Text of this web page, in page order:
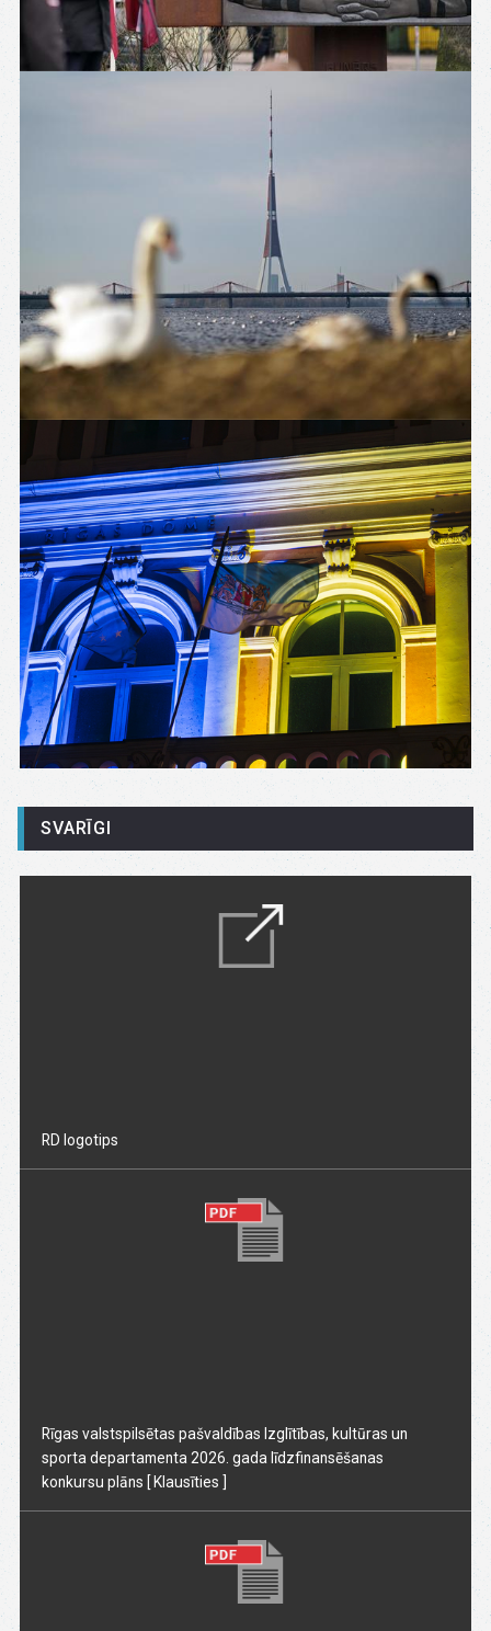
SVARĪGI
RD logotips
Rīgas valstspilsētas pašvaldības Izglītības, kultūras un
sporta departamenta 2026. gada līdzfinansēšanas
konkursu plāns [ Klausīties ]